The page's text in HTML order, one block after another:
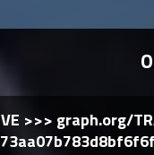
>>> graph.org/